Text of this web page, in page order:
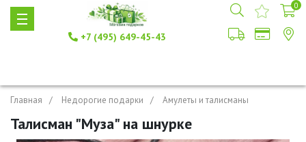
+7 (495) 649-45-43
0
Главная Недорогие подарки Амулеты и талисманы
Талисман "Муза" на шнурке